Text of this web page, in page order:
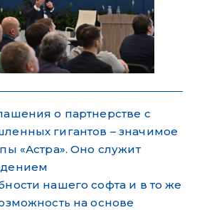
о партнерстве с
гигантов – значимое
«Астра». Оно служит
нашего софта и в то же
на основе